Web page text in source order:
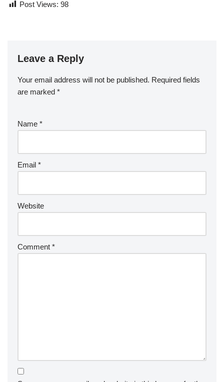
Post Views: 98
Leave a Reply
Your email address will not be published. Required fields
are marked *
Name *
Email *
Website
Comment *